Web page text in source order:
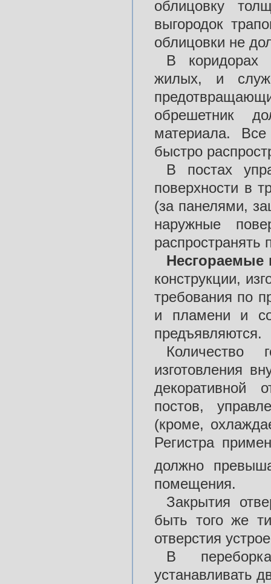
облицовку
выгородок
облицовки не
В коридорах
жилых, и
обрешетник
материала.
быстро
В постах
поверхности в
(за панелями,
наружные
распространять
Несгораемые
конструкции,
требования по
и пламени и
предъявляются.
Количество
изготовления
декоративной
постов,
(кроме,
Регистра
должно
помещения.
Закрытия
быть того же
отверстия
В
устанавливать